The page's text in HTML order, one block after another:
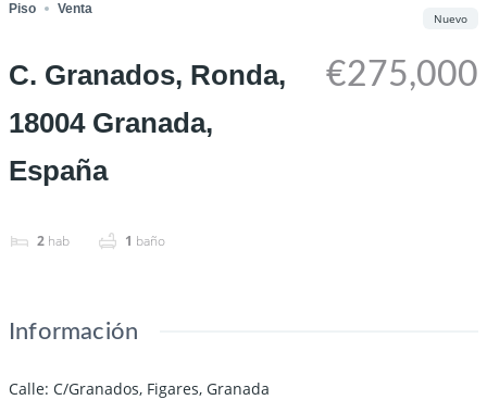
Piso Venta
C. Granados, Ronda,
18004 Granada,
España
2 hab 1 baño
€275,000
Nuevo
Información
Calle: C/Granados, Figares, Granada